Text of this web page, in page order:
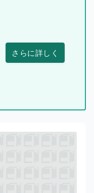
さらに詳しく